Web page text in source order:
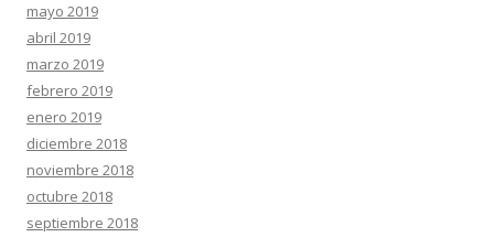
mayo 2019
abril 2019
marzo 2019
febrero 2019
enero 2019
diciembre 2018
noviembre 2018
octubre 2018
septiembre 2018